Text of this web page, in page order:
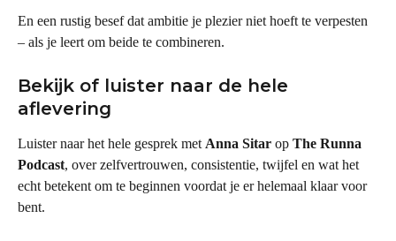
En een rustig besef dat ambitie je plezier niet hoeft te verpesten
– als je leert om beide te combineren.
Bekijk of luister naar de hele
aflevering
Luister naar het hele gesprek met Anna Sitar op The Runna
Podcast, over zelfvertrouwen, consistentie, twijfel en wat het
echt betekent om te beginnen voordat je er helemaal klaar voor
bent.